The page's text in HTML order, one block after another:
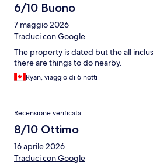
6/10 Buono
7 maggio 2026
Traduci con Google
The property is dated but the all
there are things to do nearby.
Ryan, viaggio di 6 notti
Recensione verificata
8/10 Ottimo
16 aprile 2026
Traduci con Google